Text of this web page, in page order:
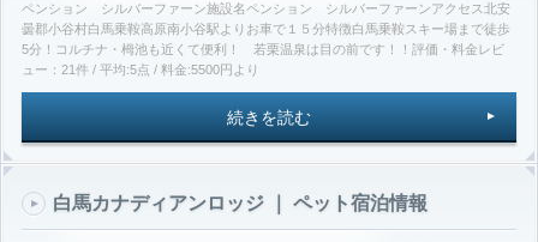
ペンション シルバーファーン施設名ペンション シルバーファーンアクセス北安
曇郡小谷村白馬乗鞍高原南小谷駅よりお車で１５分特徴白馬乗鞍スキー場まで徒歩
5分！コルチナ・栂池も近くて便利！ 若栗温泉は目の前です！！評価・料金レビ
ュー：21件 / 平均:5点 / 料金:5500円より
続きを読む
白馬カナディアンロッジ ｜ ペット宿泊情報